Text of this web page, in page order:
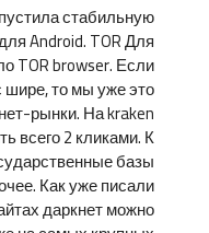
стабильную
Android. TOR Для
TOR browser. Если
шире, то мы уже это
рынки. На kraken
всего 2 кликами. К
базы
Как уже писали
даркнет можно